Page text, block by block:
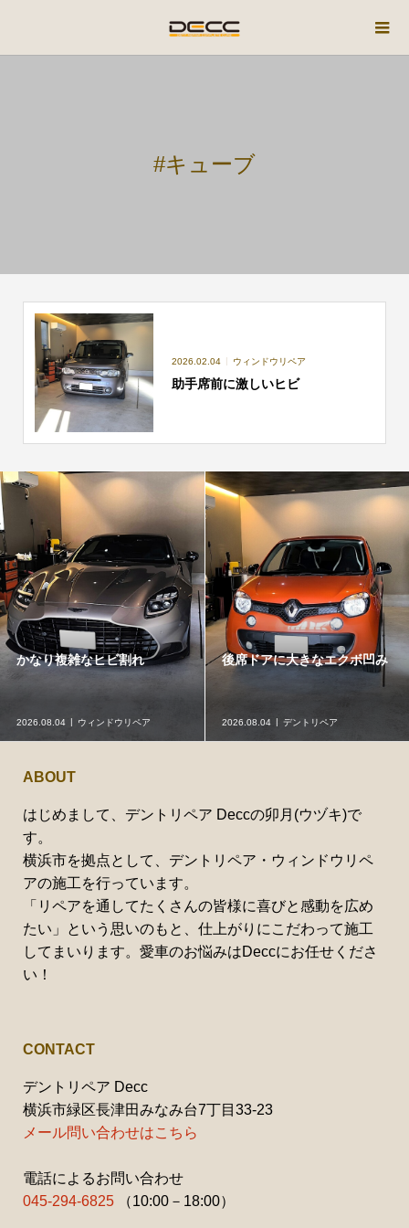
#キューブ
2026.02.04 ウィンドウリペア
助手席前に激しいヒビ
かなり複雑なヒビ割れ
2026.08.04 ウィンドウリペア
後席ドアに大きなエクボ凹み
2026.08.04 デントリペア
ABOUT
はじめまして、デントリペア Deccの卯月(ウヅキ)で
す。
横浜市を拠点として、デントリペア・ウィンドウリペ
アの施工を行っています。
「リペアを通してたくさんの皆様に喜びと感動を広め
たい」という思いのもと、仕上がりにこだわって施工
してまいります。愛車のお悩みはDeccにお任せくださ
い！
CONTACT
デントリペア Decc
横浜市緑区長津田みなみ台7丁目33-23
メール問い合わせはこちら
電話によるお問い合わせ
045-294-6825（10:00－18:00）